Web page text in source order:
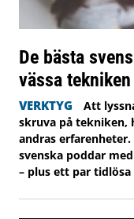
De bästa
vässa
VERKTYG
Att
skruva på tekniken,
andras
svenska poddar
– plus ett par